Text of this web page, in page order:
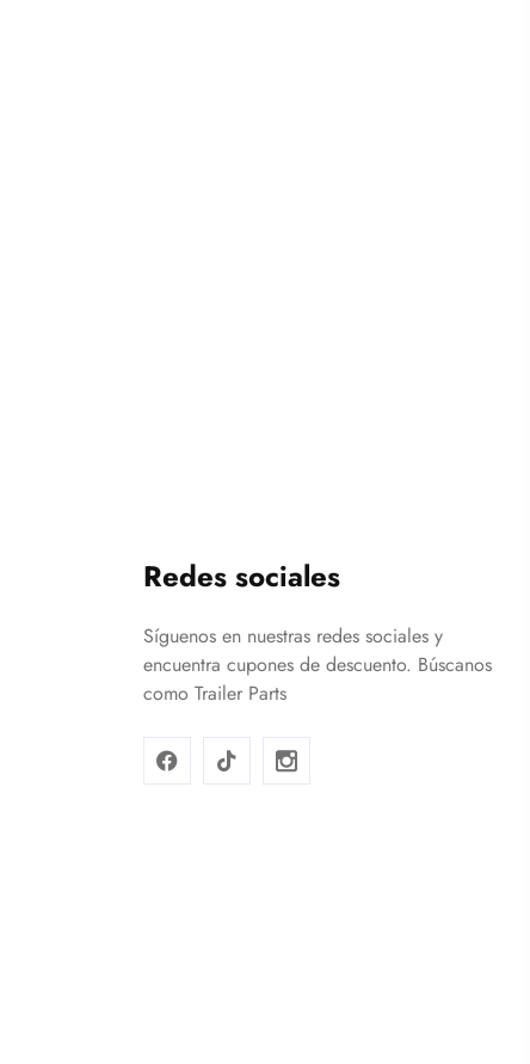
Redes sociales
Síguenos en nuestras redes sociales y
encuentra cupones de descuento. Búscanos
como Trailer Parts